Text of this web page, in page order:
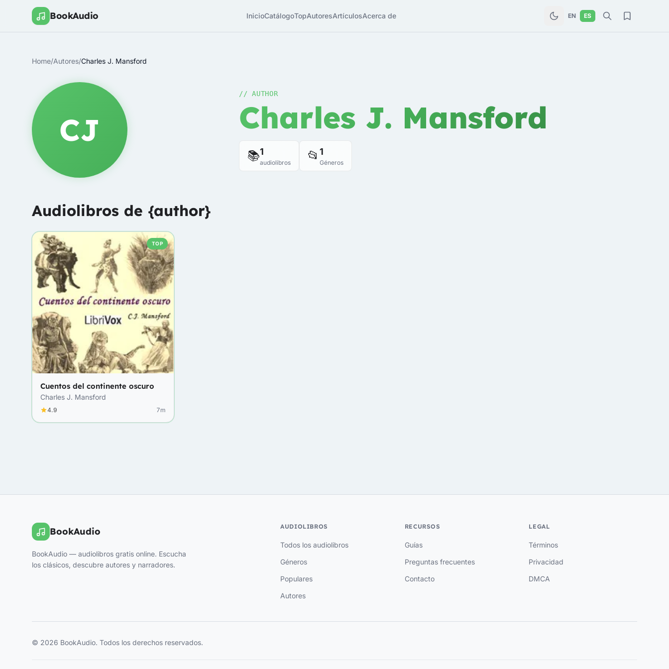
BookAudio InicioCatálogoTopAutoresArtículosAcerca de EN ES
Home/Autores/Charles J. Mansford
CJ
// AUTHOR
Charles J. Mansford
📚1
audiolibros 📂 1
Géneros
Audiolibros de {author}
TOP
Cuentos del continente oscuro
Charles J. Mansford
4.9 7m
BookAudio
BookAudio — audiolibros gratis online. Escucha
los clásicos, descubre autores y narradores.
AUDIOLIBROS
Todos los audiolibros
Géneros
Populares
Autores
RECURSOS
Guías
Preguntas frecuentes
Contacto
LEGAL
Términos
Privacidad
DMCA
© 2026 BookAudio. Todos los derechos reservados.